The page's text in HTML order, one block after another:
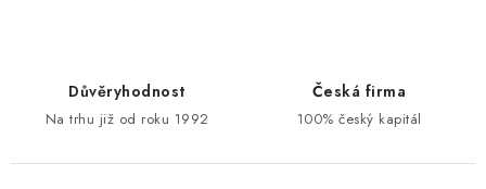
Důvěryhodnost
Na trhu již od roku 1992
Česká firma
100% český kapitál